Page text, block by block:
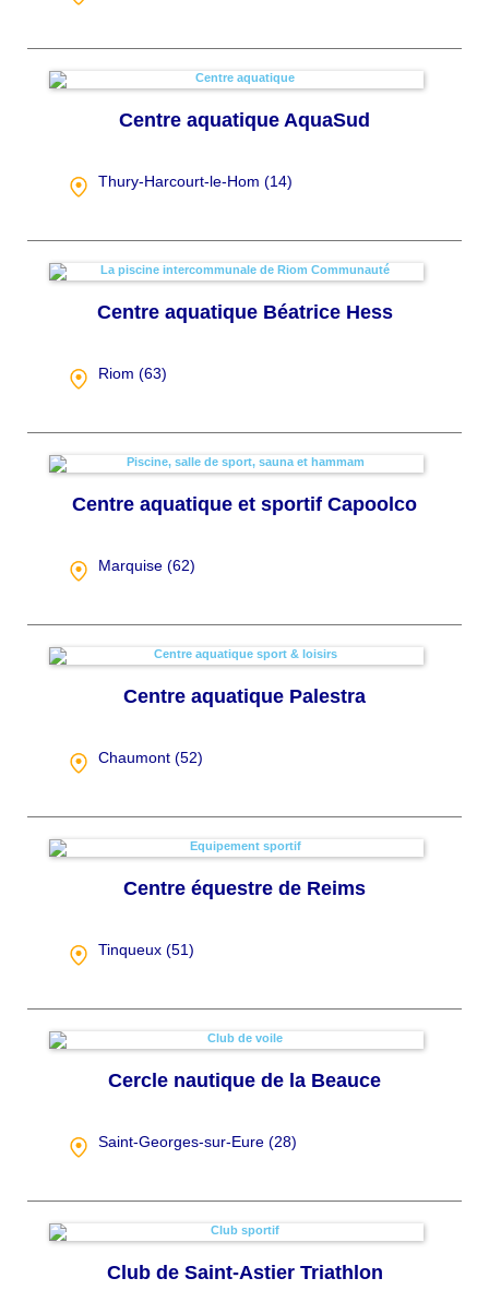
Centre aquatique AquaSud
Thury-Harcourt-le-Hom (14)
Centre aquatique Béatrice Hess
Riom (63)
Centre aquatique et sportif Capoolco
Marquise (62)
Centre aquatique Palestra
Chaumont (52)
Centre équestre de Reims
Tinqueux (51)
Cercle nautique de la Beauce
Saint-Georges-sur-Eure (28)
Club de Saint-Astier Triathlon